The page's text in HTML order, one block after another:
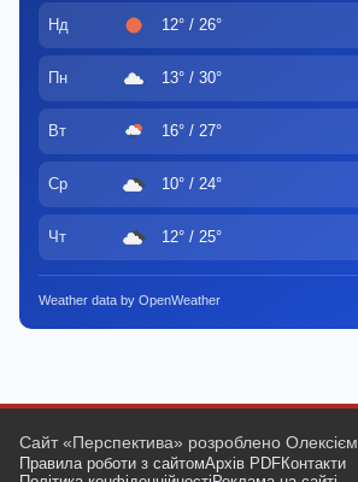
Нд 12° / 26°
Пн 13° / 30°
Вт 16° / 27°
Ср 10° / 24°
Чт 12° / 25°
Weather data by OpenWeather
Сайт «Перспектива» розроблено Олексієм
Правила роботи з сайтомАрхів PDFКонтакти